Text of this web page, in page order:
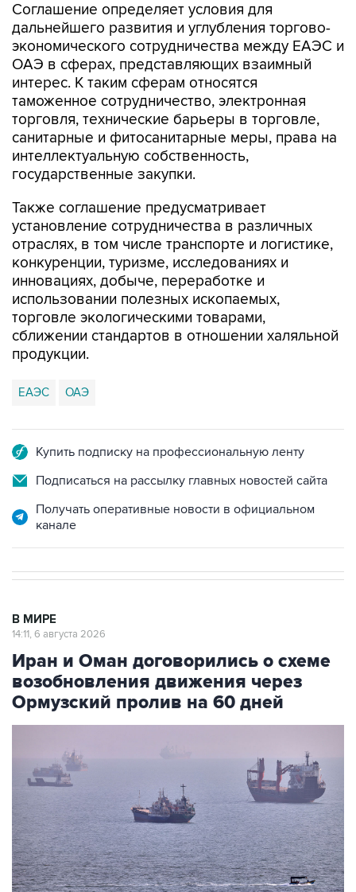
Соглашение определяет условия для
дальнейшего развития и углубления торгово-
экономического сотрудничества между ЕАЭС и
ОАЭ в сферах, представляющих взаимный
интерес. К таким сферам относятся
таможенное сотрудничество, электронная
торговля, технические барьеры в торговле,
санитарные и фитосанитарные меры, права на
интеллектуальную собственность,
государственные закупки.
Также соглашение предусматривает
установление сотрудничества в различных
отраслях, в том числе транспорте и логистике,
конкуренции, туризме, исследованиях и
инновациях, добыче, переработке и
использовании полезных ископаемых,
торговле экологическими товарами,
сближении стандартов в отношении халяльной
продукции.
ЕАЭС ОАЭ
Купить подписку на профессиональную ленту
Подписаться на рассылку главных новостей сайта
Получать оперативные новости в официальном
канале
В МИРЕ
14:11, 6 августа 2026
Иран и Оман договорились о схеме
возобновления движения через
Ормузский пролив на 60 дней